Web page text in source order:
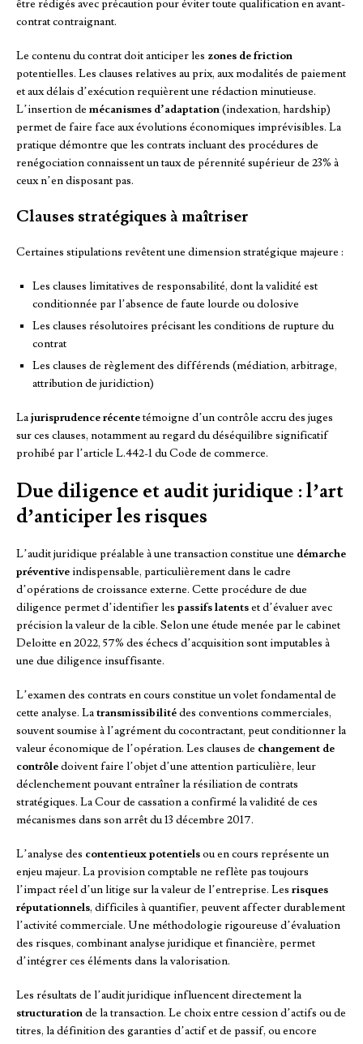
être rédigés avec précaution pour éviter toute qualification en avant-
contrat contraignant.
Le contenu du contrat doit anticiper les zones de friction
potentielles. Les clauses relatives au prix, aux modalités de paiement
et aux délais d’exécution requièrent une rédaction minutieuse.
L’insertion de mécanismes d’adaptation(indexation, hardship)
permet de faire face aux évolutions économiques imprévisibles. La
pratique démontre que les contrats incluant des procédures de
renégociation connaissent un taux de pérennité supérieur de 23% à
ceux n’en disposant pas.
Clauses stratégiques à maîtriser
Certaines stipulations revêtent une dimension stratégique majeure :
Les clauses limitatives de responsabilité, dont la validité est
conditionnée par l’absence de faute lourde ou dolosive
Les clauses résolutoires précisant les conditions de rupture du
contrat
Les clauses de règlement des différends (médiation, arbitrage,
attribution de juridiction)
Lajurisprudence récentetémoigne d’un contrôle accru des juges
sur ces clauses, notamment au regard du déséquilibre significatif
prohibé par l’article L.442-1 du Code de commerce.
Due diligence et audit juridique : l’art
d’anticiper les risques
L’audit juridique préalable à une transaction constitue une démarche
préventiveindispensable, particulièrement dans le cadre
d’opérations de croissance externe. Cette procédure de due
diligence permet d’identifier les passifs latentset d’évaluer avec
précision la valeur de la cible. Selon une étude menée par le cabinet
Deloitte en 2022, 57% des échecs d’acquisition sont imputables à
une due diligence insuffisante.
L’examen des contrats en cours constitue un volet fondamental de
cette analyse. Latransmissibilitédes conventions commerciales,
souvent soumise à l’agrément du cocontractant, peut conditionner la
valeur économique de l’opération. Les clauses de changement de
contrôledoivent faire l’objet d’une attention particulière, leur
déclenchement pouvant entraîner la résiliation de contrats
stratégiques. La Cour de cassation a confirmé la validité de ces
mécanismes dans son arrêt du 13 décembre 2017.
L’analyse des contentieux potentielsou en cours représente un
enjeu majeur. La provision comptable ne reflète pas toujours
l’impact réel d’un litige sur la valeur de l’entreprise. Les risques
réputationnels, difficiles à quantifier, peuvent affecter durablement
l’activité commerciale. Une méthodologie rigoureuse d’évaluation
des risques, combinant analyse juridique et financière, permet
d’intégrer ces éléments dans la valorisation.
Les résultats de l’audit juridique influencent directement la
structurationde la transaction. Le choix entre cession d’actifs ou de
titres, la définition des garanties d’actif et de passif, ou encore